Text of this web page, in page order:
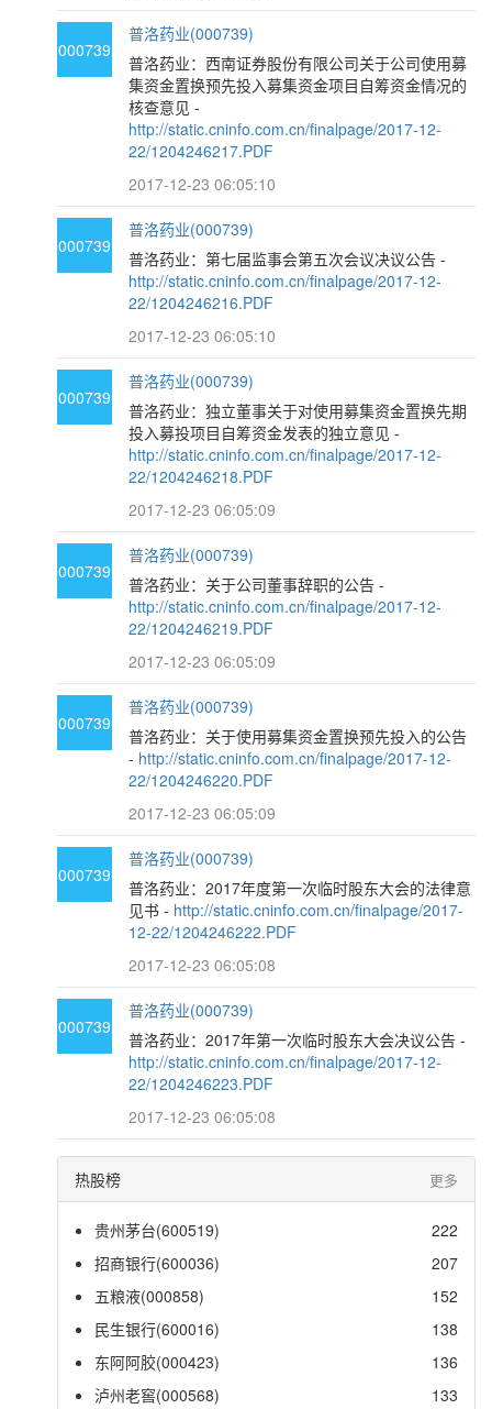
000739
普洛药业(000739)
普洛药业：西南证券股份有限公司关于公司使用募
集资金置换预先投入募集资金项目自筹资金情况的
核查意见 -
http://static.cninfo.com.cn/finalpage/2017-12-
22/1204246217.PDF
2017-12-23 06:05:10
000739
普洛药业(000739)
普洛药业：第七届监事会第五次会议决议公告 -
http://static.cninfo.com.cn/finalpage/2017-12-
22/1204246216.PDF
2017-12-23 06:05:10
000739
普洛药业(000739)
普洛药业：独立董事关于对使用募集资金置换先期
投入募投项目自筹资金发表的独立意见 -
http://static.cninfo.com.cn/finalpage/2017-12-
22/1204246218.PDF
2017-12-23 06:05:09
000739
普洛药业(000739)
普洛药业：关于公司董事辞职的公告 -
http://static.cninfo.com.cn/finalpage/2017-12-
22/1204246219.PDF
2017-12-23 06:05:09
000739
普洛药业(000739)
普洛药业：关于使用募集资金置换预先投入的公告
- http://static.cninfo.com.cn/finalpage/2017-12-
22/1204246220.PDF
2017-12-23 06:05:09
000739
普洛药业(000739)
普洛药业：2017年度第一次临时股东大会的法律意
见书 - http://static.cninfo.com.cn/finalpage/2017-
12-22/1204246222.PDF
2017-12-23 06:05:08
000739
普洛药业(000739)
普洛药业：2017年第一次临时股东大会决议公告 -
http://static.cninfo.com.cn/finalpage/2017-12-
22/1204246223.PDF
2017-12-23 06:05:08
热股榜 更多
贵州茅台(600519)
222
招商银行(600036)
207
五粮液(000858)
152
民生银行(600016)
138
东阿阿胶(000423)
136
泸州老窖(000568)
133